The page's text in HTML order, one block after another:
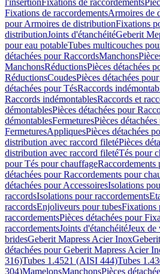
l'insertionFixations de raccordements
Fixations de raccordementsArmoires de
pour Armoires de distributionFixations
distributionJoints d'étanchéitéGeberit
pour eau potableTubes multicouches
détachées pour RaccordsManchons
ManchonsRéductionsPièces détachées
RéductionsCoudesPièces détachées
détachées pour TésRaccords
Raccords indémontablesRaccords et
démontablesPièces détachées pour
démontablesFermeturesPièces
FermeturesAppliquesPièces détachées
distribution avec raccord filetéPièces
distribution avec raccord filetéTés pour
pour Tés pour chauffageRaccordements
détachées pour Raccordements pour
détachées pour AccessoiresIsolations
raccordsIsolations pour raccordements
raccordsEnjoliveurs pour tubesFixations
raccordementsPièces détachées pour
raccordementsJoints d'étanchéitéJeux de
bridesGeberit Mapress Acier Inox
détachées pour Geberit Mapress Acier
316)Tubes 1.4521 (AISI 444)Tubes
304)MamelonsManchonsPièces